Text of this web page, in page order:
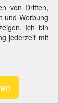
von Dritten,
und Werbung
Ich bin
jederzeit mit